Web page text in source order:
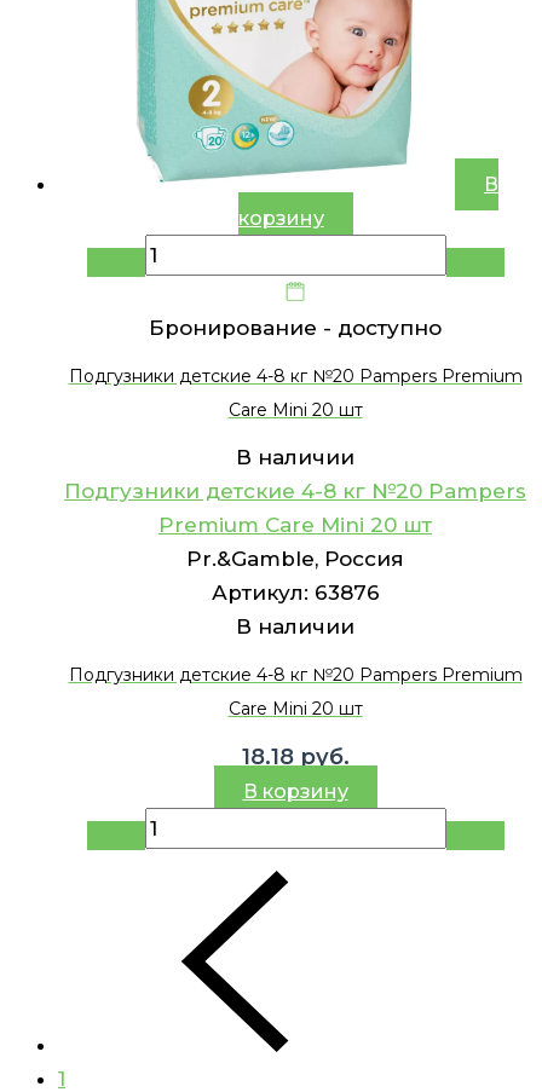
В
корзину
Бронирование - доступно
Подгузники детские 4-8 кг №20 Pampers Premium
Care Mini 20 шт
В наличии
Подгузники детские 4-8 кг №20 Pampers
Premium Care Mini 20 шт
Pr.&Gamble, Россия
Артикул: 63876
В наличии
Подгузники детские 4-8 кг №20 Pampers Premium
Care Mini 20 шт
18.18 руб.
В корзину
1